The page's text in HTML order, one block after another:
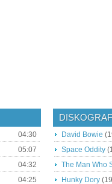
04:30
05:07
04:32
04:25
David Bowie
Space Oddity
The Man Who
Hunky Dory